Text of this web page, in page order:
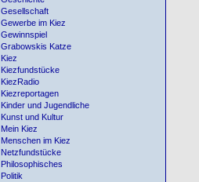
Gesellschaft
Gewerbe im Kiez
Gewinnspiel
Grabowskis Katze
Kiez
Kiezfundstücke
KiezRadio
Kiezreportagen
Kinder und Jugendliche
Kunst und Kultur
Mein Kiez
Menschen im Kiez
Netzfundstücke
Philosophisches
Politik